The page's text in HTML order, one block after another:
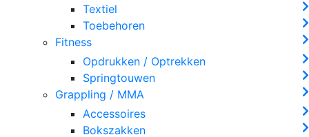
Textiel
Toebehoren
Fitness
Opdrukken / Optrekken
Springtouwen
Grappling / MMA
Accessoires
Bokszakken